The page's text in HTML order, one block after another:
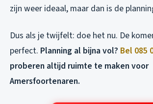
zijn weer ideaal, maar dan is de
Dus als je twijfelt: doe het nu. De
perfect. Planning al bijna vol? Bel 085
proberen altijd ruimte te maken voor
Amersfoortenaren.